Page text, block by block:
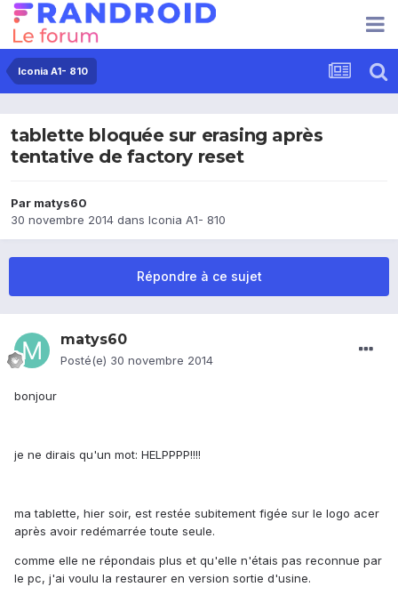
Iconia A1- 810
tablette bloquée sur erasing après
tentative de factory reset
Par matys60
30 novembre 2014 dans Iconia A1- 810
Répondre à ce sujet
matys60
Posté(e) 30 novembre 2014
bonjour
je ne dirais qu'un mot: HELPPPP!!!!
ma tablette, hier soir, est restée subitement figée sur le logo acer
après avoir redémarrée toute seule.
comme elle ne répondais plus et qu'elle n'étais pas reconnue par
le pc, j'ai voulu la restaurer en version sortie d'usine.